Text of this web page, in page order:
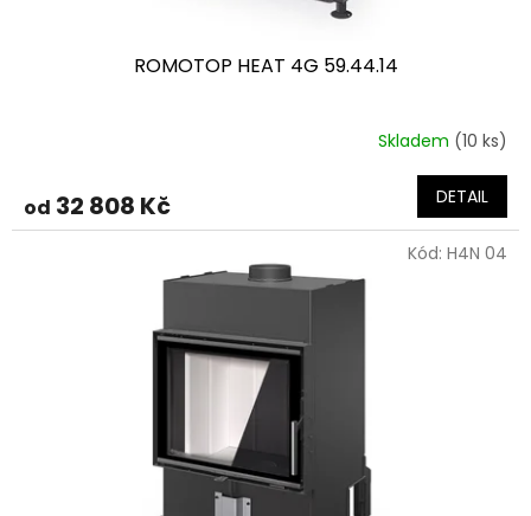
ROMOTOP HEAT 4G 59.44.14
Skladem (10 ks)
od 32 808 Kč DETAIL
Kód: H4N 04